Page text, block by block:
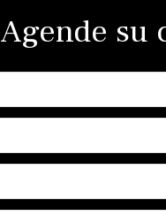
Agende su